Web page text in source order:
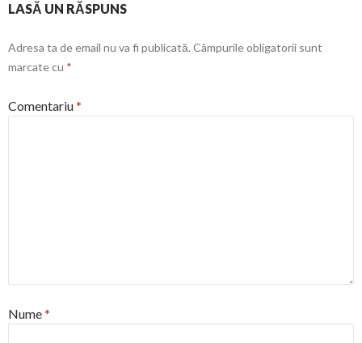
LASĂ UN RĂSPUNS
Adresa ta de email nu va fi publicată. Câmpurile obligatorii sunt
marcate cu *
Comentariu*
Nume*